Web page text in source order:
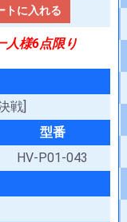
トに入れる
人様6点限り
戦]
型番
HV-P01-043